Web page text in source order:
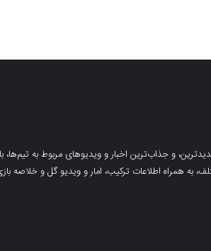
و جذاب‌ترین اخبار و ویدیوهای مربوط به تیم‌ها،
به همراه اطلاعات ترکیب، امار و ویدیو‌‌ گل‌ و خلاصه